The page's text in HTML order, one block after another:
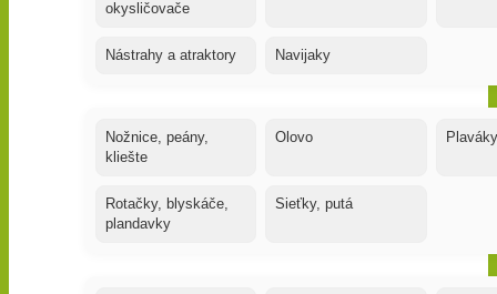
okysličovače
Nástrahy a atraktory Navijaky
Nožnice, peány,
kliešte
Olovo Plaváky
Rotačky, blyskáče,
plandavky
Sieťky, putá